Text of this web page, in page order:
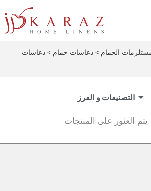
الحمام > دعاسات حمام > دعاسات
التصنيفات و الفرز
يتم العثور على المنتجات